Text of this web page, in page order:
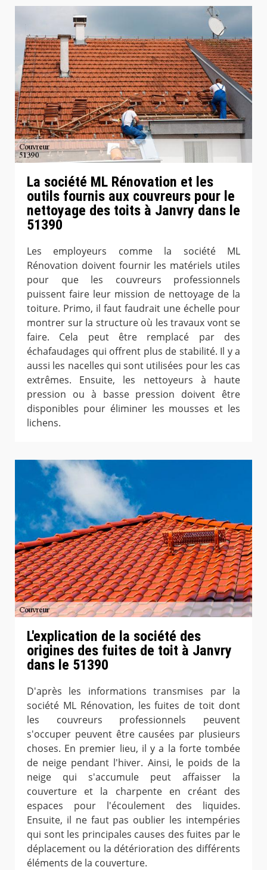
La société ML Rénovation et les
outils fournis aux couvreurs pour le
nettoyage des toits à Janvry dans le
51390
Les employeurs comme la société ML
Rénovation doivent fournir les matériels utiles
pour que les couvreurs professionnels
puissent faire leur mission de nettoyage de la
toiture. Primo, il faut faudrait une échelle pour
montrer sur la structure où les travaux vont se
faire. Cela peut être remplacé par des
échafaudages qui offrent plus de stabilité. Il y a
aussi les nacelles qui sont utilisées pour les cas
extrêmes. Ensuite, les nettoyeurs à haute
pression ou à basse pression doivent être
disponibles pour éliminer les mousses et les
lichens.
L'explication de la société des
origines des fuites de toit à Janvry
dans le 51390
D'après les informations transmises par la
société ML Rénovation, les fuites de toit dont
les couvreurs professionnels peuvent
s'occuper peuvent être causées par plusieurs
choses. En premier lieu, il y a la forte tombée
de neige pendant l'hiver. Ainsi, le poids de la
neige qui s'accumule peut affaisser la
couverture et la charpente en créant des
espaces pour l'écoulement des liquides.
Ensuite, il ne faut pas oublier les intempéries
qui sont les principales causes des fuites par le
déplacement ou la détérioration des différents
éléments de la couverture.